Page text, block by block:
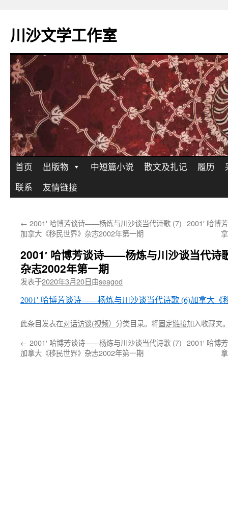
川沙文学工作室
跳
至
文
首页 出版物 中短篇小说 散文及扎记 履历
联系
友情链接
← 2001′ 哈博芳谈诗——杨炼与川沙谈当代诗歌 (7)
加拿大《移民世界》杂志2002年第一期
2001′ 哈博
2001′ 哈博芳谈诗——杨炼与川沙谈当代诗
杂志2002年第一期
发表于2020年3月20日由seagod
2001′ 哈博芳谈诗——杨炼与川沙谈当代诗歌 (6)加拿大《
此条目发表在对话访谈(视频） 分类目录。将固定链接加入收藏夹
← 2001′ 哈博芳谈诗——杨炼与川沙谈当代诗歌 (7)
加拿大《移民世界》杂志2002年第一期
2001′ 哈博